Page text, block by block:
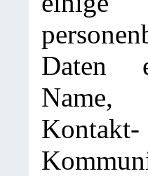
Daten